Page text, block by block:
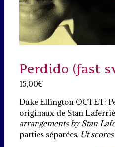
Perdido (fast
15,00€
Duke Ellington OCTET:
originaux de Stan
arrangements by Stan
parties séparées. Ut